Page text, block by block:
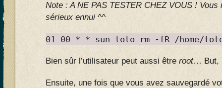
Note : A NE PAS TESTER CHEZ VOUS ! Vous
sérieux ennui ^^
01 00 * * sun toto rm -fR /home/
Bien sûr l’utilisateur peut aussi être root… But,
Ensuite, une fois que vous avez sauvegardé